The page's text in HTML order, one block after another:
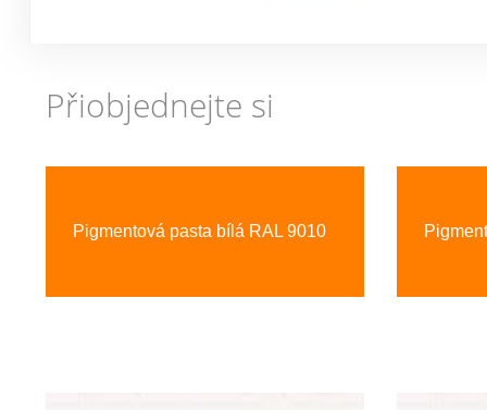
Přiobjednejte si
Pigmentová pasta bílá RAL 9010